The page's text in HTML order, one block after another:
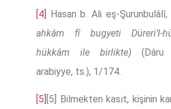
[4] Hasan b. Ali eş-Şurunbulâlî,
ahkâm fî bugyeti Düreri’l-
hükkâm ile birlikte) (Dâru
arabiyye, ts.), 1/174.
[5] [5] Bilmekten kasıt, kişinin